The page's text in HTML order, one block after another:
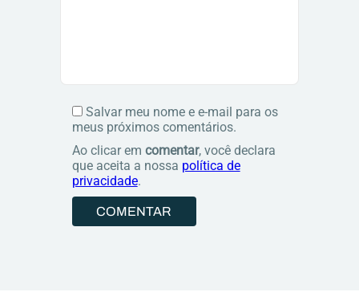
Salvar meu nome e e-mail para os
meus próximos comentários.
Ao clicar em comentar, você declara
que aceita a nossa política de
privacidade.